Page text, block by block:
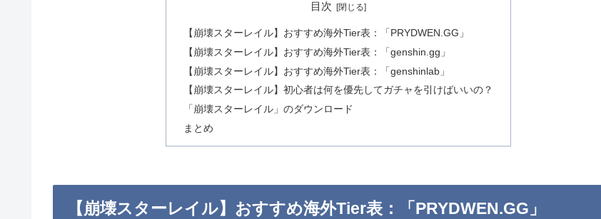
目次
【崩壊スターレイル】おすすめ海外Tier表：「PRYDWEN.GG」
【崩壊スターレイル】おすすめ海外Tier表：「genshin.gg」
【崩壊スターレイル】おすすめ海外Tier表：「genshinlab」
【崩壊スターレイル】初心者は何を優先してガチャを引けばいいの？
「崩壊スターレイル」のダウンロード
まとめ
【崩壊スターレイル】おすすめ海外Tier表：「PRYDWEN.GG」